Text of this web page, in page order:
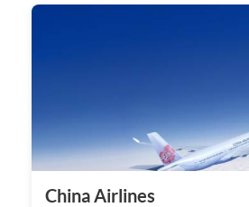
China Airlines